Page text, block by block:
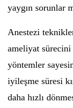
yaygın sorunlar
Anestezi
ameliyat
yöntemler
iyileşme süresi
daha hızlı